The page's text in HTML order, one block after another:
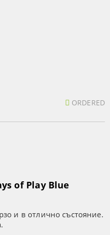
ORDERED
of Play Blue
и в отлично състояние.